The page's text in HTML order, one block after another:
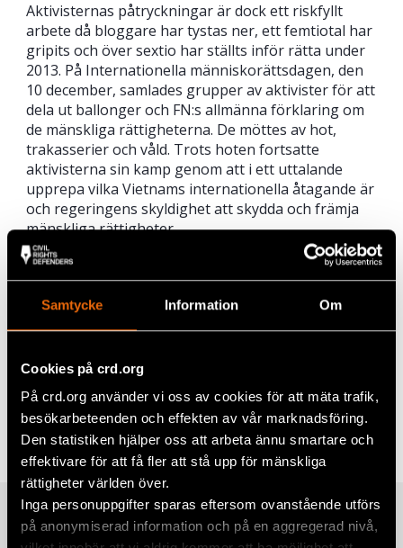
Samtycke Information Om
Cookies på crd.org
På crd.org använder vi oss av cookies för att mäta trafik,
besökarbeteenden och effekten av vår marknadsföring.
Den statistiken hjälper oss att arbeta ännu smartare och
effektivare för att få fler att stå upp för mänskliga
rättigheter världen över.
Inga personuppgifter sparas eftersom ovanstående utförs
på anonymiserad information och på en aggregerad nivå,
Aktivisternas påtryckningar är dock ett riskfyllt
arbete då bloggare har tystas ner, ett femtiotal har
gripits och över sextio har ställts inför rätta under
2013. På Internationella människorättsdagen, den
10 december, samlades grupper av aktivister för att
dela ut ballonger och FN:s allmänna förklaring om
de mänskliga rättigheterna. De möttes av hot,
trakasserier och våld. Trots hoten fortsatte
aktivisterna sin kamp genom att i ett uttalande
upprepa vilka Vietnams internationella åtagande är
och regeringens skyldighet att skydda och främja
mänskliga rättigheter.
Civil Rights Defenders anser att det är hög tid för
Vietnams internationella givare och diplomatkår att
vara lika modiga och tydliga i sitt förhållande till de
Dela
Facebook
Twitter
Google+
Mail
TaggarAsien
Relaterade artiklar